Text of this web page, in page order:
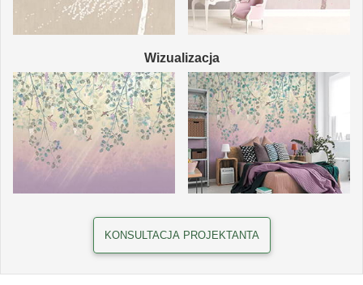
Wizualizacja
KONSULTACJA PROJEKTANTA